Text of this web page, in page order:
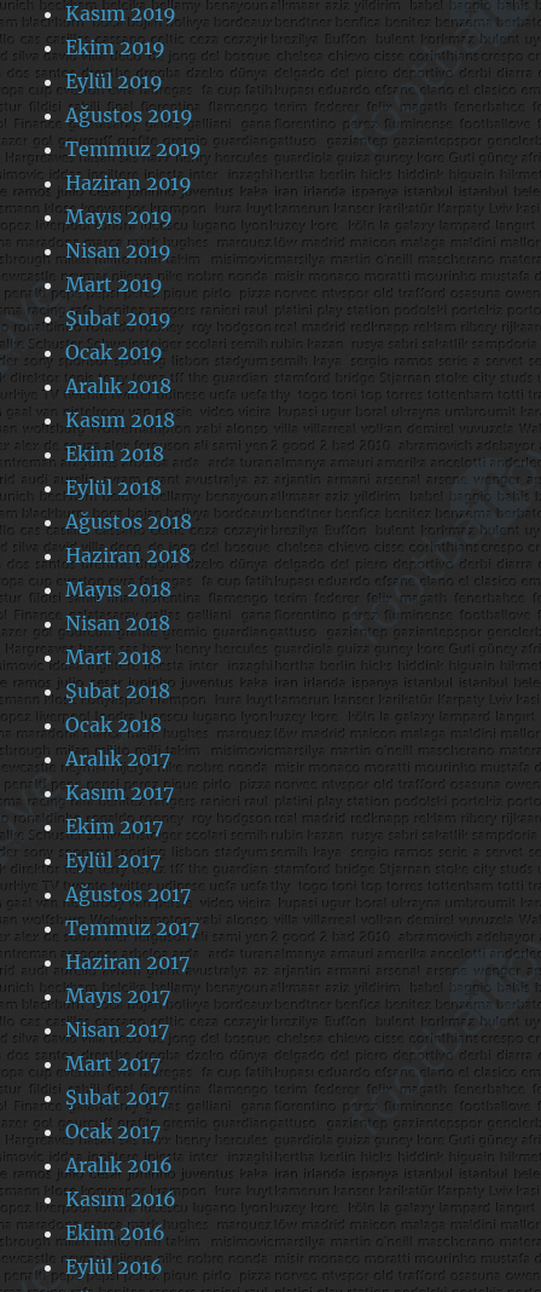
Kasım 2019
Ekim 2019
Eylül 2019
Ağustos 2019
Temmuz 2019
Haziran 2019
Mayıs 2019
Nisan 2019
Mart 2019
Şubat 2019
Ocak 2019
Aralık 2018
Kasım 2018
Ekim 2018
Eylül 2018
Ağustos 2018
Haziran 2018
Mayıs 2018
Nisan 2018
Mart 2018
Şubat 2018
Ocak 2018
Aralık 2017
Kasım 2017
Ekim 2017
Eylül 2017
Ağustos 2017
Temmuz 2017
Haziran 2017
Mayıs 2017
Nisan 2017
Mart 2017
Şubat 2017
Ocak 2017
Aralık 2016
Kasım 2016
Ekim 2016
Eylül 2016